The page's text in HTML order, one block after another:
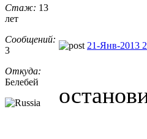
Стаж: 13
лет
Сообщений:
3
Откуда:
Белебей
21-Янв-2013